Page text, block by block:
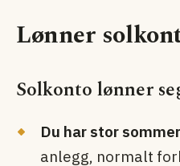
Lønner
Solkonto lønner
Du har stor
anlegg, normalt